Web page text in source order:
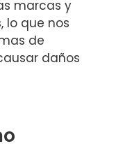
marcas y
lo que nos
de
daños